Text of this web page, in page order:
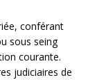
conférant
sous seing
courante.
judiciaires de